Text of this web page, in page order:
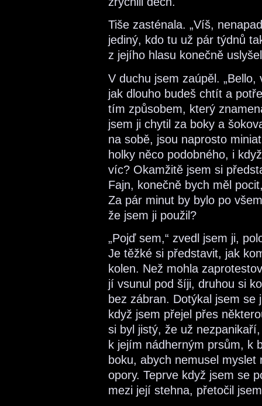
Tiše zasténala. „Víš,
jediný, kdo tu už pár týdnů
z jejího hlasu konečně
V duchu jsem zaúpěl.
jak dlouho budeš chtít a
tím způsobem, který
jsem ji chytil za boky a
na sobě, jsou naprosto
holky něco podobného, i
víc? Okamžitě jsem si
Fajn, konečně bych měl
Za pár minut by bylo po
že jsem ji použil?
„Pojď sem,“ zvedl jsem ji,
Je těžké si představit, jak
kolen. Než mohla
jí vsunul pod šíji, druhou si
bez zábran. Dotýkal jsem
když jsem přejel přes
si byl jistý, že už
k jejím nádherným prsům, k
boku, abych nemusel
opory. Teprve když jsem se
mezi její stehna, přetočil